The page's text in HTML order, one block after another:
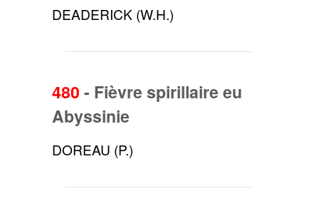
DEADERICK (W.H.)
480 - Fièvre spirillaire eu
Abyssinie
DOREAU (P.)